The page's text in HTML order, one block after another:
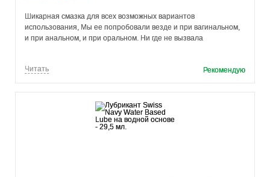
Шикарная смазка для всех возможных вариантов
использования, Мы ее попробовали везде и при вагинальном,
и при анальном, и при оральном. Ни где не вызвала
объем на пробу. Советуем.
Читать Рекомендую